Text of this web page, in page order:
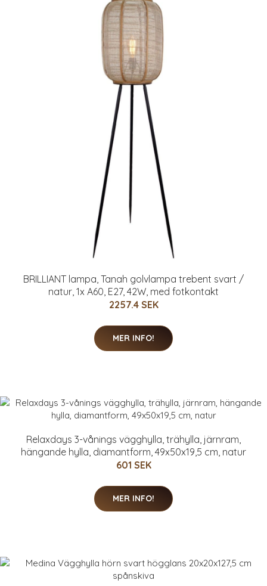
BRILLIANT lampa, Tanah golvlampa trebent svart /
natur, 1x A60, E27, 42W, med fotkontakt
2257.4 SEK
MER INFO!
Relaxdays 3-vånings vägghylla, trähylla, järnram,
hängande hylla, diamantform, 49x50x19,5 cm, natur
601 SEK
MER INFO!